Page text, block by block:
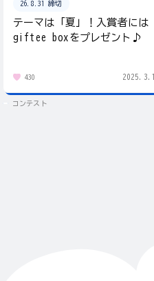
26.8.31 締切
テーマは「夏」！入賞者には
giftee boxをプレゼント♪
430 2025.3.1
コンテスト